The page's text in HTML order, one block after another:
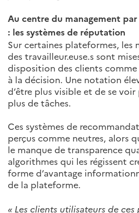
Au centre du management par
: les systèmes de réputation
Sur certaines plateformes, les
des travailleur.euse.s sont
disposition des clients
à la décision. Une notation
d’être plus visible et de se
plus de tâches.
Ces systèmes de
perçus comme neutres, alors
le manque de transparence
algorithmes qui les régissent
forme d’avantage
de la plateforme.
« Les clients utilisateurs de